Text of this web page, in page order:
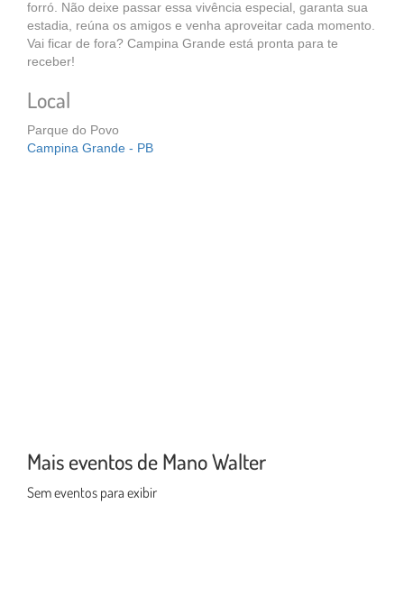
forró. Não deixe passar essa vivência especial, garanta sua
estadia, reúna os amigos e venha aproveitar cada momento.
Vai ficar de fora? Campina Grande está pronta para te
receber!
Local
Parque do Povo
Campina Grande - PB
Mais eventos de Mano Walter
Sem eventos para exibir